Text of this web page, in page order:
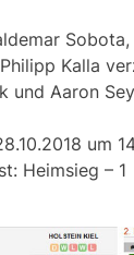
Kalla
und Aaron
um
Heimsieg – 1